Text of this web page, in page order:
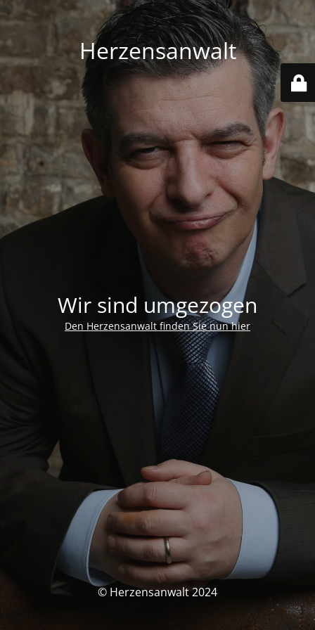
Herzensanwalt
Wir sind umgezogen
Den Herzensanwalt finden Sie nun hier
© Herzensanwalt 2024